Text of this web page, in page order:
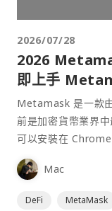
2026/07/28
2026
即上手
Metamask 是一款
前是加密貨幣業界
可以安裝在
為插件使用，具備
Mac
DeFi MetaMask